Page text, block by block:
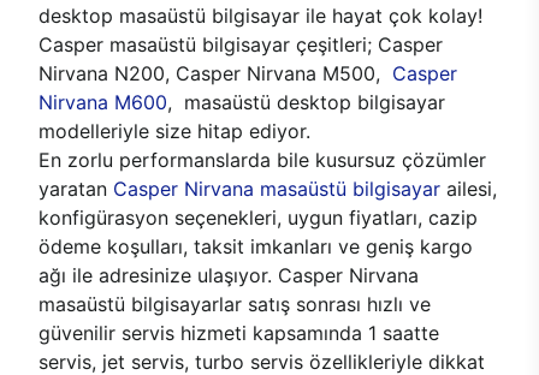
desktop masaüstü bilgisayar ile hayat çok kolay!
Casper masaüstü bilgisayar çeşitleri; Casper
Nirvana N200, Casper Nirvana M500, Casper
Nirvana M600, masaüstü desktop bilgisayar
modelleriyle size hitap ediyor.
En zorlu performanslarda bile kusursuz çözümler
yaratan Casper Nirvana masaüstü bilgisayar ailesi,
konfigürasyon seçenekleri, uygun fiyatları, cazip
ödeme koşulları, taksit imkanları ve geniş kargo
ağı ile adresinize ulaşıyor. Casper Nirvana
masaüstü bilgisayarlar satış sonrası hızlı ve
güvenilir servis hizmeti kapsamında 1 saatte
servis, jet servis, turbo servis özellikleriyle dikkat